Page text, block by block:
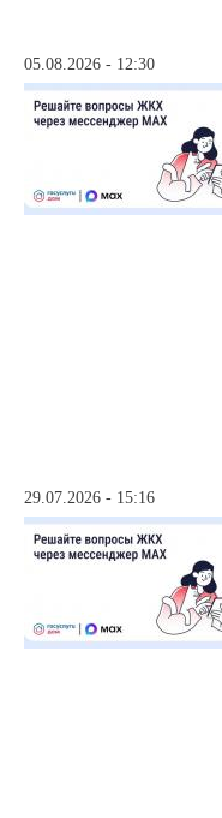
05.08.2026 - 12:30
29.07.2026 - 15:16